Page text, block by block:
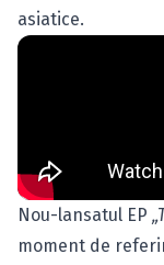
asiatice.
Nou-lansatul EP
moment de